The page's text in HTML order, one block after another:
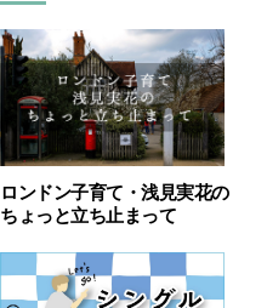
ロンドン子育て・浅見実花の
ちょっと立ち止まって